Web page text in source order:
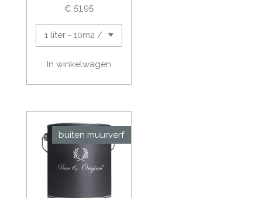
€ 51,95
In winkelwagen
buiten muurverf